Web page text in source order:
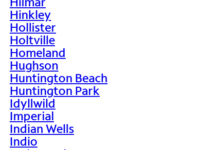
Hinkley
Hollister
Holtville
Homeland
Hughson
Huntington Beach
Huntington Park
Idyllwild
Imperial
Indian Wells
Indio